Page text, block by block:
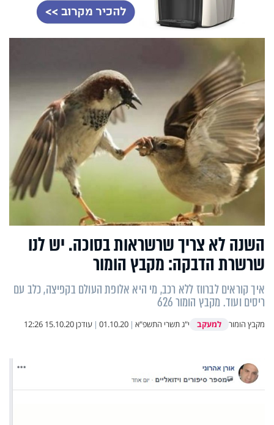
השנה לא צריך שרשראות בסוכה. יש לנו
שרשרת הדבקה: מקבץ הומור
איך קוראים לברווז ללא רכב, מי היא אלופת העולם בקפיצה, כלב עם
ריסים ועוד. מקבץ הומור 626
מקבץ הומור למעקב י"ג תשרי התשפ"א |
01.10.20
| עודכן15.10.20 12:26